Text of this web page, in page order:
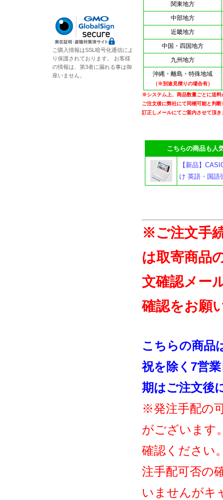
関東地方
中部地方
近畿地方
中国・四国地方
九州地方
沖縄・離島・特殊地域
（※別途見積りの場合有）
※システム上、商品数量ごとに送料
ご注文後に弊社にて同梱可能と判
訂正しメールにてご案内させて頂き
こちらの商品も人気
【新品】
け 英語・国語
※ご注文手
は取寄商品
文確認メー
確認をお願
こちらの商品
祝を除く7営
期はご注文後
※発注手配の
がございます
確認ください
注手配可否の
いませんがキ
ご購入情報はSSL暗号化通信によ
り保護されております。 お客様
の情報は、第3者に漏れる事は御
座いません。